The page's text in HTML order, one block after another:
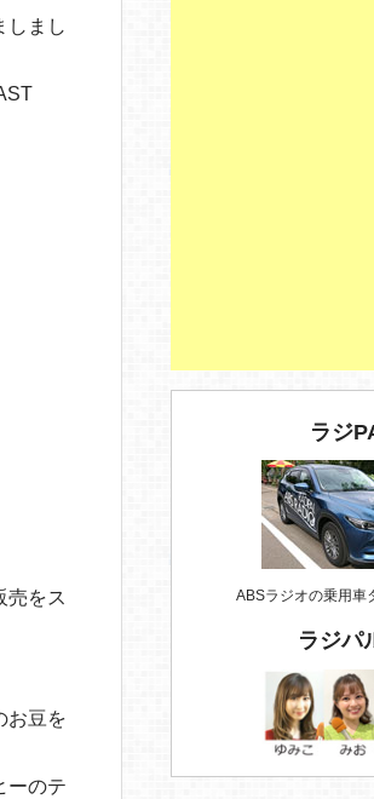
しまし
売をス
お豆を
ーのテ
ラジ
ABSラジオの乗用車
ラジパ